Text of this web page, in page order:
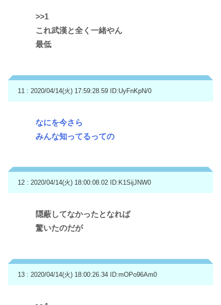
>>1
これ武漢と全く一緒やん
最低
11 : 2020/04/14(火) 17:59:28.59 ID:UyFnKpN/0
なにを今さら
みんな知ってるっての
12 : 2020/04/14(火) 18:00:08.02 ID:K1SijJNW0
隠蔽してなかったとなれば
驚いたのだが
13 : 2020/04/14(火) 18:00:26.34 ID:mOPo96Am0